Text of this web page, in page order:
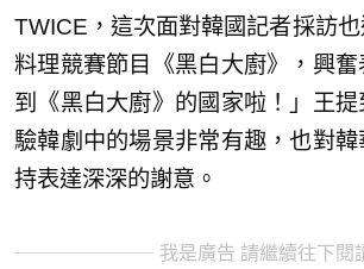
TWICE，這次面對韓國記者採訪
料理競賽節目《黑白大廚》，興
到《黑白大廚》的國家啦！」王
驗韓劇中的場景非常有趣，也對
持表達深深的謝意。
我是廣告 請繼續往下閱